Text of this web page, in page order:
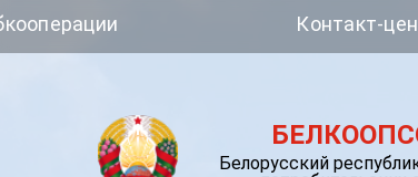
Контакт-центр
Белорусский